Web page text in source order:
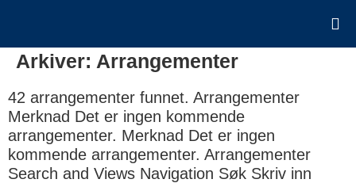
Arkiver: Arrangementer
42 arrangementer funnet. Arrangementer
Merknad Det er ingen kommende
arrangementer. Merknad Det er ingen
kommende arrangementer. Arrangementer
Search and Views Navigation Søk Skriv inn